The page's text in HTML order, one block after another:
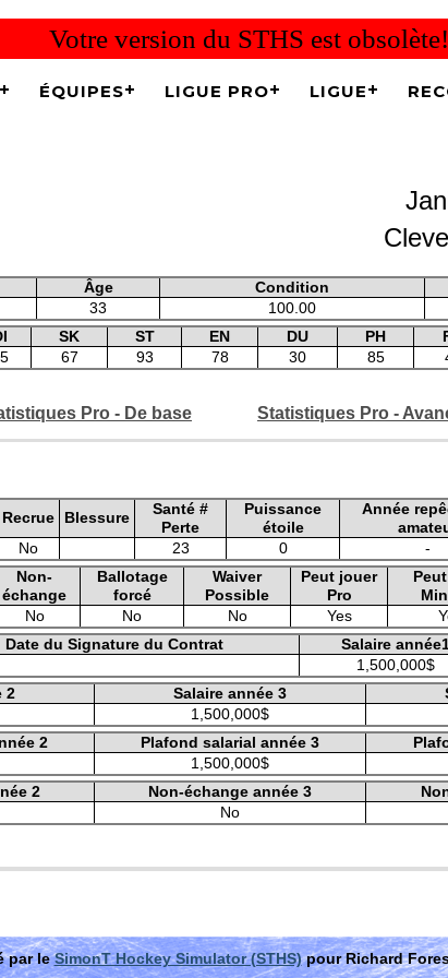
Votre version du STHS est
ÉQUIPES LIGUE PRO LIGUE
Âge Condition
33 100.00
SK ST EN DU PH
67 93 78 30 85
Pro - De base Statistiques Pro -
Recrue Blessure
Santé #
Perte
Puissance
étoile
Année
No 23 0 -
Non-
échange
Ballotage
forcé
Waiver
Possible
Peut jouer
Pro
No No No Yes
Date du Signature du Contrat Salaire
1,500,000$
2
Salaire année 3
1,500,000$
2
Plafond salarial année 3
1,500,000$
2
Non-échange année 3
No
par leSimonT Hockey Simulator (STHS)pour Richard